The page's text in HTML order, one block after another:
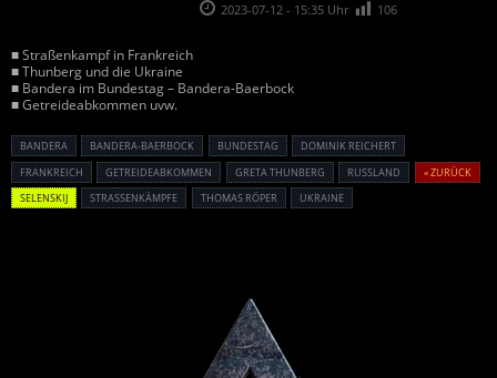
2023-07-12 - 15:35 Uhr 106
■ Straßenkampf in Frankreich
■ Thunberg und die Ukraine
■ Bandera im Bundestag – Bandera-Baerbock
■ Getreideabkommen uvw.
BANDERA BANDERA-BAERBOCK BUNDESTAG
DOMINIK REICHERT
FRANKREICH
GETREIDEABKOMMEN GRETA THUNBERG RUSSLAND
« ZURÜCK
SELENSKIJ
STRASSENKÄMPFE THOMAS RÖPER UKRAINE